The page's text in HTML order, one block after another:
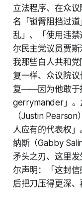
立法程序、在众
名「锁臂阻挡过
乱」、「使用违
尔民主党议员贾
我那些白人共和
复一样、众议院
复——因为他敢于
gerrymander」。
（Justin
人应有的代表权」
纳斯（Gabby
矛头之刃、这里
尔声明：「这封
后把刀压得更深、